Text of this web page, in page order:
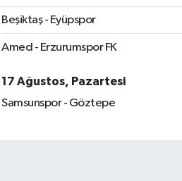
Beşiktaş - Eyüpspor
Amed - Erzurumspor FK
17 Ağustos, Pazartesi
Samsunspor - Göztepe